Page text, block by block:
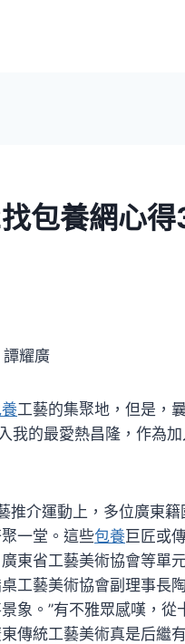
包養網心
耀廣
工藝的集聚地，但是，
我的最愛熱昌隆，作為
推介運動上，多位廣東
一堂。這些包養巨匠或
東省工藝美術協會等單
工藝美術協會副理事長
象。”有不雅眾感嘆，
傳統工藝美術真是后繼